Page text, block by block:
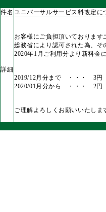
件名 ユニバーサルサービス料改定に
詳細
お客様にご負担頂いておりま
総務省により認可された為、そ
2020年1月ご利用分より新料金
2019/12月分まで ・・・ 3円
2020/01月分から ・・・ 2円
ご理解よろしくお願いいたしま